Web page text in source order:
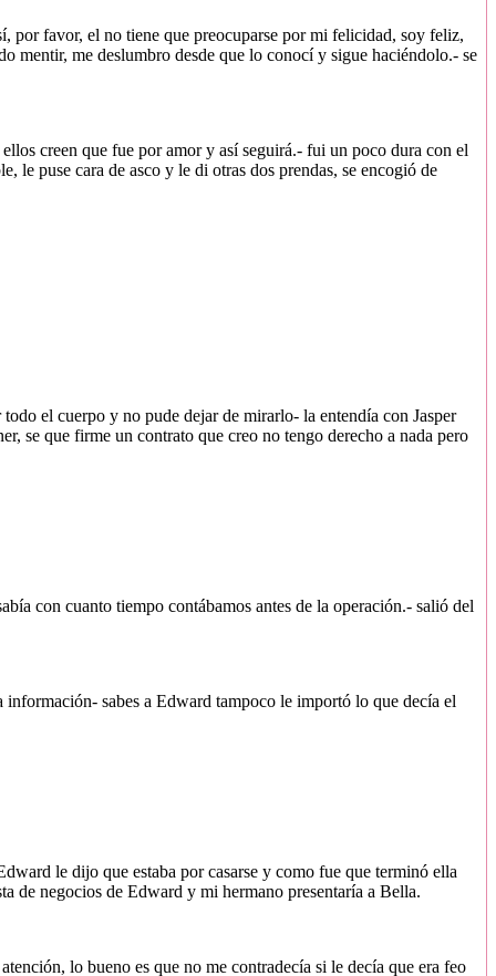
por favor, el no tiene que preocuparse por mi felicidad, soy feliz,
mentir, me deslumbro desde que lo conocí y sigue haciéndolo.- se
creen que fue por amor y así seguirá.- fui un poco dura con el
le puse cara de asco y le di otras dos prendas, se encogió de
el cuerpo y no pude dejar de mirarlo- la entendía con Jasper
se que firme un contrato que creo no tengo derecho a nada pero
con cuanto tiempo contábamos antes de la operación.- salió del
información- sabes a Edward tampoco le importó lo que decía el
le dijo que estaba por casarse y como fue que terminó ella
de negocios de Edward y mi hermano presentaría a Bella.
lo bueno es que no me contradecía si le decía que era feo